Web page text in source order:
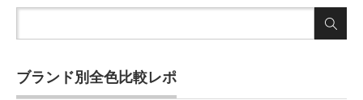
ブランド別全色比較レポ